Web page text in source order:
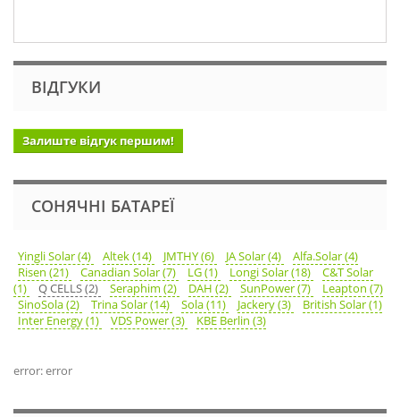
ВІДГУКИ
Залиште відгук першим!
СОНЯЧНІ БАТАРЕЇ
Yingli Solar (4) Altek (14) JMTHY (6) JA Solar (4)
Alfa.Solar (4)
Risen (21)
Canadian Solar (7) LG (1) Longi Solar (18)
C&T Solar
(1)
Q CELLS (2) Seraphim (2) DAH (2) SunPower (7)
Leapton (7)
SinoSola (2)
Trina Solar (14) Sola (11) Jackery (3)
British Solar (1)
Inter Energy (1)
VDS Power (3) KBE Berlin (3)
error: error